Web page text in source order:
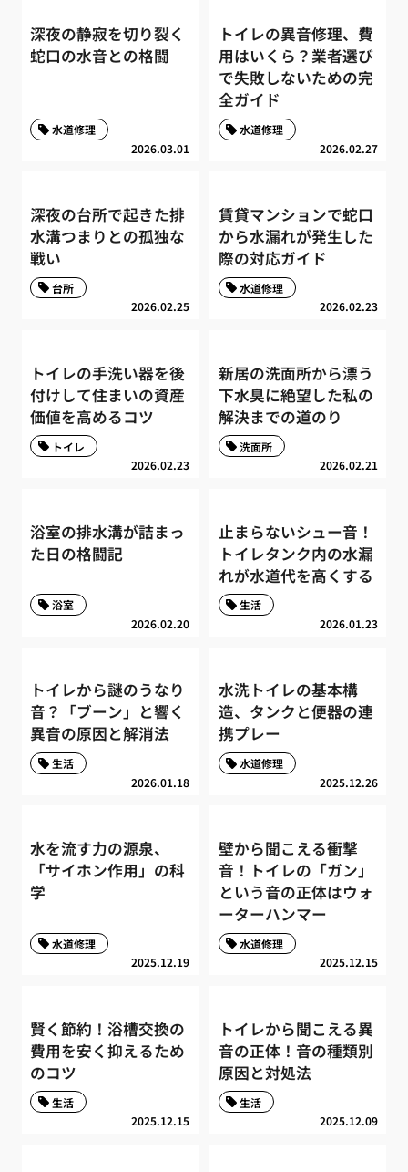
深夜の静寂を切り裂く
蛇口の水音との格闘
2026.03.01
水道修理
トイレの異音修理、費
用はいくら？業者選び
で失敗しないための完
全ガイド
2026.02.27
水道修理
深夜の台所で起きた排
水溝つまりとの孤独な
戦い
2026.02.25
台所
賃貸マンションで蛇口
から水漏れが発生した
際の対応ガイド
2026.02.23
水道修理
トイレの手洗い器を後
付けして住まいの資産
価値を高めるコツ
2026.02.23
トイレ
新居の洗面所から漂う
下水臭に絶望した私の
解決までの道のり
2026.02.21
洗面所
浴室の排水溝が詰まっ
た日の格闘記
2026.02.20
浴室
止まらないシュー音！
トイレタンク内の水漏
れが水道代を高くする
2026.01.23
生活
トイレから謎のうなり
音？「ブーン」と響く
異音の原因と解消法
2026.01.18
生活
水洗トイレの基本構
造、タンクと便器の連
携プレー
2025.12.26
水道修理
水を流す力の源泉、
「サイホン作用」の科
学
2025.12.19
水道修理
壁から聞こえる衝撃
音！トイレの「ガン」
という音の正体はウォ
ーターハンマー
2025.12.15
水道修理
賢く節約！浴槽交換の
費用を安く抑えるため
のコツ
2025.12.15
生活
トイレから聞こえる異
音の正体！音の種類別
原因と対処法
2025.12.09
生活